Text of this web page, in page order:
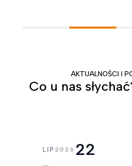
AKTUALNOŚCI I
Co u nas
LIP 2026 22